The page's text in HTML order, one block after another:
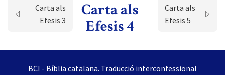
Carta als
Efesis 3
Carta als
Efesis 4
Carta als
Efesis 5
BCI - Bíblia catalana. Traducció interconfessional